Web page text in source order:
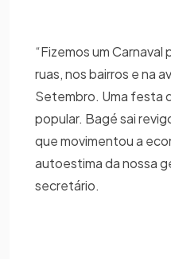
“Fizemos um Carnaval
ruas, nos bairros e na
Setembro. Uma festa
popular. Bagé sai
que movimentou a
autoestima da nossa
secretário.